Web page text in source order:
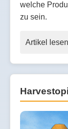
welche
zu sein.
Artikel lesen